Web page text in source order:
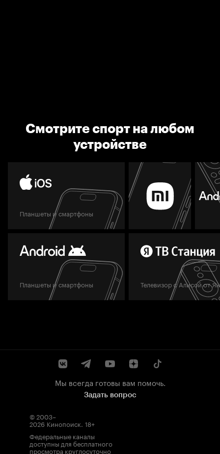
Смотрите спорт на любом
устройстве
Планшеты и смартфоны
Планшеты и смартфоны Телевизор с Алисой от
Мы всегда готовы вам помочь.
Задать вопрос
© 2003–
2026 Кинопоиск. 18+
Федеральные каналы
доступны для бесплатного
просмотра круглосуточно